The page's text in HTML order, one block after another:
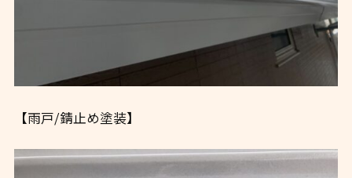
【雨戸/錆止め塗装】